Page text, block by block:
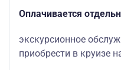
Оплачивается
экскурсионное
приобрести в круизе